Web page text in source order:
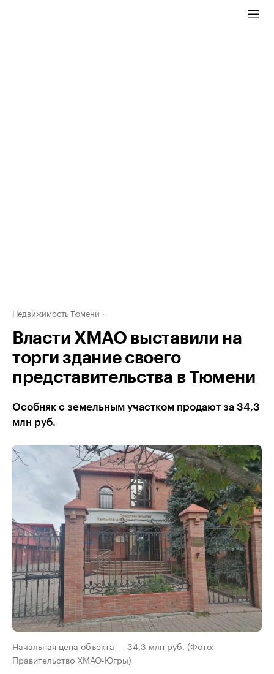
Недвижимость Тюмени
Власти ХМАО выставили на
торги здание своего
представительства в Тюмени
Особняк с земельным участком продают за 34,3
млн руб.
Начальная цена объекта — 34,3 млн руб. (Фото:
Правительство ХМАО-Югры)